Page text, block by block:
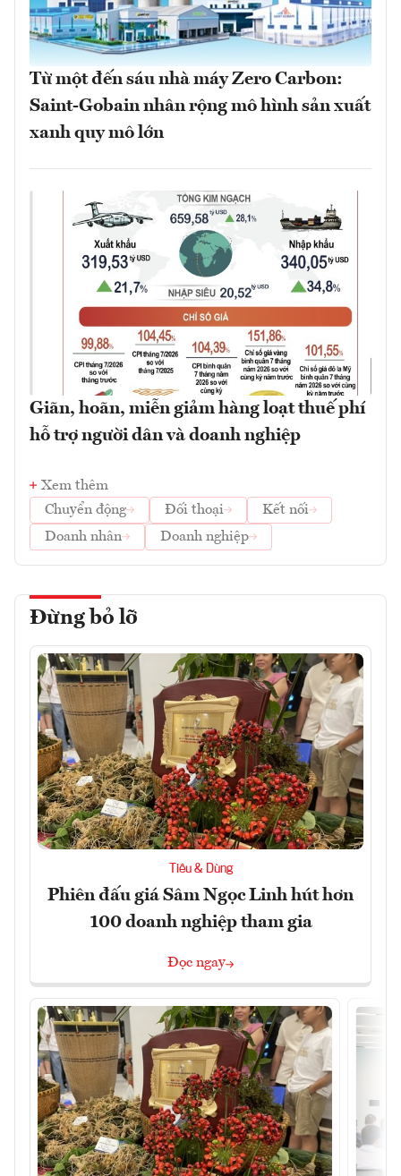
Từ một đến sáu nhà máy Zero Carbon:
Saint-Gobain nhân rộng mô hình sản xuất
xanh quy mô lớn
Giãn, hoãn, miễn giảm hàng loạt thuế phí
hỗ trợ người dân và doanh nghiệp
Xem thêm
Chuyển động
Đối thoại
Kết nối
Doanh nhân
Doanh nghiệp
Đừng bỏ lỡ
Tiêu & Dùng
Phiên đấu giá Sâm Ngọc Linh hút hơn
100 doanh nghiệp tham gia
Đọc ngay